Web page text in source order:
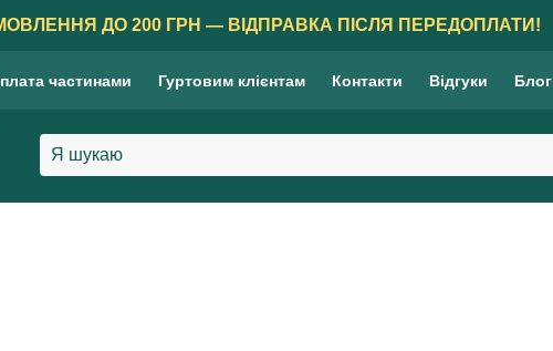
ДО 200 ГРН — ВІДПРАВКА ПІСЛЯ ПЕРЕДОПЛАТИ!
частинами Гуртовим клієнтам Контакти Відгуки Блог